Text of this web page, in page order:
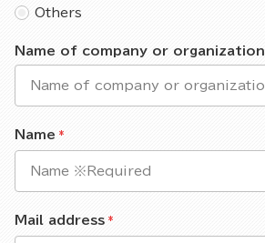
Others
Name of company or organization
Name
Mail address